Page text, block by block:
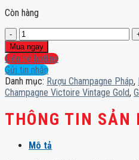
Còn hàng
Champagne
Victoire
Vintage
Gold
số
lượng
Mua ngay
Liên hệ hotline
Gửi tin nhắn
Danh mục: Rượu Champagne Pháp,
Champagne Victoire Vintage Gold,
THÔNG TIN SẢN
Mô tả